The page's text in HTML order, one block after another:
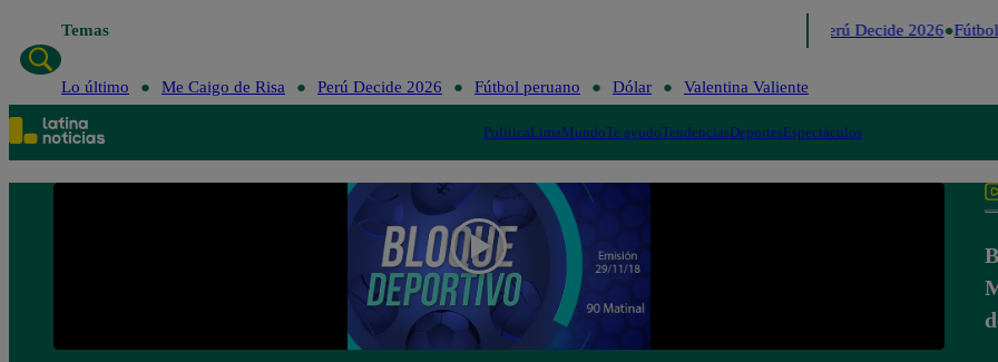
Temas Perú Decide 2026 Fútbol
Lo último Me Caigo de Risa Perú Decide 2026 Fútbol peruano Dólar Valentina Valiente
PolíticaLimaMundoTe ayudoTendenciasDeportesEspectáculos